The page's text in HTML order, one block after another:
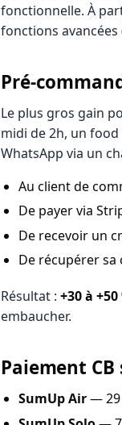
fonctionnelle. À
fonctions
Pré-
Le plus gros gain
midi de 2h, un
WhatsApp via un
Au client de
De payer via
De recevoir un
De récupérer sa
Résultat : +30 à
embaucher.
Paiement
SumUp Air— 29